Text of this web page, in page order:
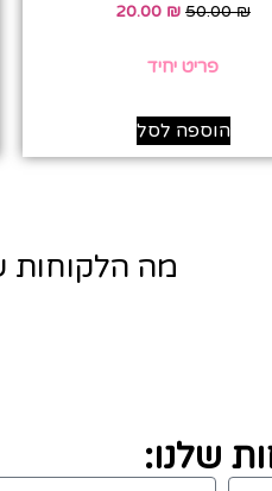
50.00₪
20.00 ₪
פריט יחיד
הוספה לסל
מה הלקוחות
שלנו: